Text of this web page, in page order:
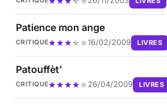
Patience mon ange
CRITIQUE 16/02/2009 LIVRES
Patouffèt'
CRITIQUE 26/04/2009 LIVRES